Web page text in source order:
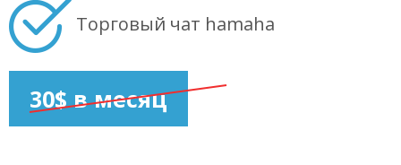
Торговый чат hamaha
30$ в месяц